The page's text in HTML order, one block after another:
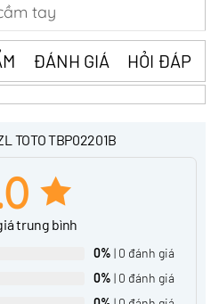
tay
ĐÁNH GIÁ HỎI ĐÁP
TOTO TBP02201B
trung bình
0% | 0 đánh giá
0% | 0 đánh giá